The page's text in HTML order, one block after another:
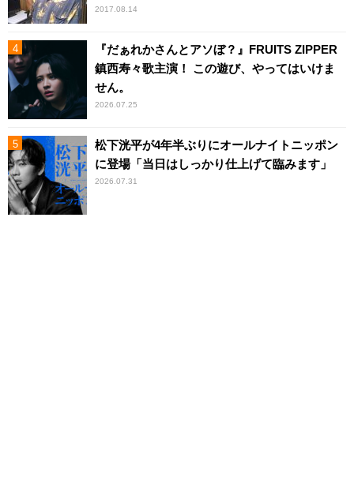
2017.08.14
『だぁれかさんとアソぼ？』FRUITS ZIPPER
鎮西寿々歌主演！ この遊び、やってはいけま
せん。
2026.07.25
松下洸平が4年半ぶりにオールナイトニッポン
に登場「当日はしっかり仕上げて臨みます」
2026.07.31